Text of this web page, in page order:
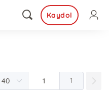
Kaydol
1